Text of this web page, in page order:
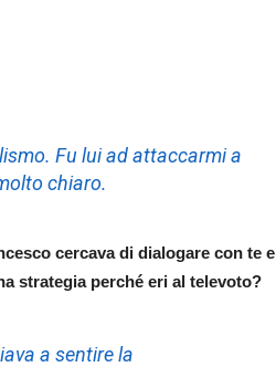
Fu lui ad attaccarmi a
chiaro.
cercava di dialogare con te e
strategia perché eri al televoto?
a sentire la